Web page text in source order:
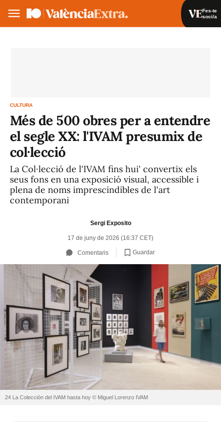
Fes-te
soci/a
CULTURA
Més de 500 obres per a entendre
el segle XX: l'IVAM presumix de
col·lecció
La Col·lecció de l'IVAM fins hui' convertix els
seus fons en una exposició visual, accessible i
plena de noms imprescindibles de l'art
contemporani
Sergi Exposito
17 de juny de 2026 (16:37 CET)
Comentaris Guardar
24 La Colección del IVAM hasta hoy © Miguel Lorenzo IVAM